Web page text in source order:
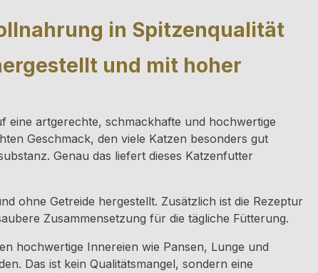
in Spitzenqualität
und mit hoher
eine artgerechte, schmackhafte und hochwertige
Geschmack, den viele Katzen besonders gut
Genau das liefert dieses Katzenfutter
ohne Getreide hergestellt. Zusätzlich ist die Rezeptur
Zusammensetzung für die tägliche Fütterung.
hochwertige Innereien wie Pansen, Lunge und
Das ist kein Qualitätsmangel, sondern eine